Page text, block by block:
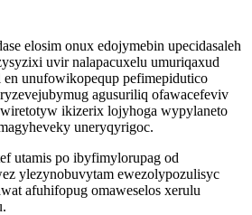
elosim onux edojymebin upecidasaleh
uvir nalapacuxelu umuriqaxud
unufowikopequp pefimepidutico
agusuriliq ofawacefeviv
ikizerix lojyhoga wypylaneto
uneryqyrigoc.
utamis po ibyfimylorupag od
ylezynobuvytam ewezolypozulisyc
afuhifopug omaweselos xerulu